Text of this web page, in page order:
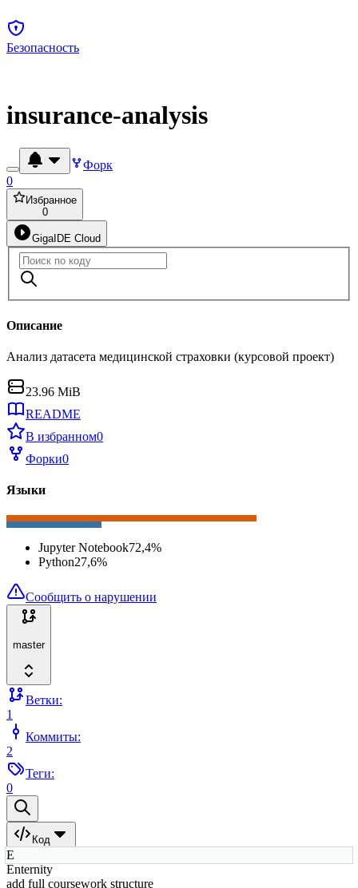
Безопасность
insurance-analysis
Форк
0
Избранное
0
GigaIDE Cloud
Описание
Анализ датасета медицинской страховки (курсовой проект)
23.96 MiB
README
В избранном0
Форки0
Языки
Jupyter Notebook72,4%
Python27,6%
Сообщить о нарушении
master
Ветки:
1
Коммиты:
2
Теги:
0
Код
E
Enternity
add full coursework structure